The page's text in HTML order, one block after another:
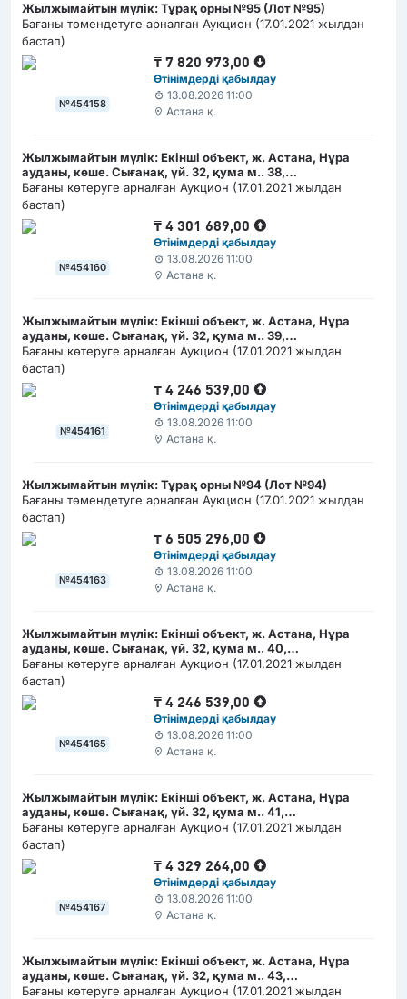
Жылжымайтын мүлік: Тұрақ орны №95 (Лот №95)
Бағаны төмендетуге арналған Аукцион (17.01.2021 жылдан
бастап)
№454158
₸7 820 973,00
Өтінімдерді қабылдау
13.08.2026 11:00
Астана қ.
Жылжымайтын мүлік: Екінші объект, ж. Астана, Нұра
ауданы, көше. Сығанақ, үй. 32, қума м.. 38,
(РКА1202300008274367)
Бағаны көтеруге арналған Аукцион (17.01.2021 жылдан
бастап)
№454160
₸4 301 689,00
Өтінімдерді қабылдау
13.08.2026 11:00
Астана қ.
Жылжымайтын мүлік: Екінші объект, ж. Астана, Нұра
ауданы, көше. Сығанақ, үй. 32, қума м.. 39,
(РКА1202300008274464)
Бағаны көтеруге арналған Аукцион (17.01.2021 жылдан
бастап)
№454161
₸4 246 539,00
Өтінімдерді қабылдау
13.08.2026 11:00
Астана қ.
Жылжымайтын мүлік: Тұрақ орны №94 (Лот №94)
Бағаны төмендетуге арналған Аукцион (17.01.2021 жылдан
бастап)
№454163
₸6 505 296,00
Өтінімдерді қабылдау
13.08.2026 11:00
Астана қ.
Жылжымайтын мүлік: Екінші объект, ж. Астана, Нұра
ауданы, көше. Сығанақ, үй. 32, қума м.. 40,
(РКА1202300008274569)
Бағаны көтеруге арналған Аукцион (17.01.2021 жылдан
бастап)
№454165
₸4 246 539,00
Өтінімдерді қабылдау
13.08.2026 11:00
Астана қ.
Жылжымайтын мүлік: Екінші объект, ж. Астана, Нұра
ауданы, көше. Сығанақ, үй. 32, қума м.. 41,
(РКА1202300008274663)
Бағаны көтеруге арналған Аукцион (17.01.2021 жылдан
бастап)
№454167
₸4 329 264,00
Өтінімдерді қабылдау
13.08.2026 11:00
Астана қ.
Жылжымайтын мүлік: Екінші объект, ж. Астана, Нұра
ауданы, көше. Сығанақ, үй. 32, қума м.. 43,
(РКА1202300008274865)
Бағаны көтеруге арналған Аукцион (17.01.2021 жылдан